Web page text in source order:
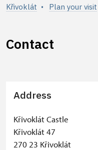
Křivoklát Plan your visit
Contact
Address
Křivoklát Castle
Křivoklát 47
270 23 Křivoklát